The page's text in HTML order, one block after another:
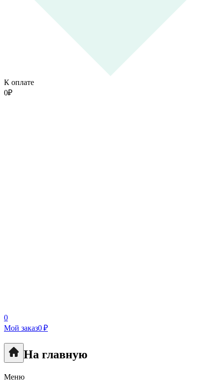
К оплате
0₽
0
Мой заказ0 ₽
На главную
Меню